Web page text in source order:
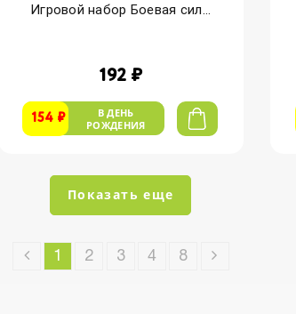
Игровой набор Боевая сил...
192 ₽
154 ₽
В ДЕНЬ
РОЖДЕНИЯ
Показать еще
1 2 3 4 8